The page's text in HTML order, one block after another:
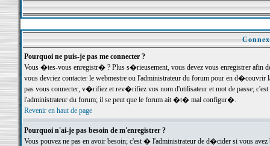
Pourquoi ne puis-je pas me connecter ?
Vous �tes-vous enregistr� ? Plus s�rieusement, vous devez vous enregistrer
vous devriez contacter le webmestre ou l'administrateur du forum pour en
pas vous connecter, v�rifiez et rev�rifiez vos nom d'utilisateur et mot de passe;
l'administrateur du forum; il se peut que le forum ait �t� mal configur�.
Revenir en haut de page
Pourquoi n'ai-je pas besoin de m'enregistrer ?
Vous pouvez ne pas en avoir besoin; c'est � l'administrateur de d�cider si vous